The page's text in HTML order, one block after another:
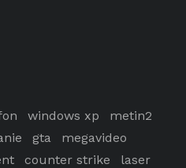
windows xp
metin2
gta
megavideo
counter strike laser